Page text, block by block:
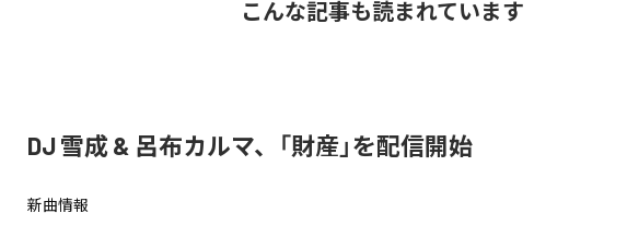
こんな記事も読まれています
DJ 雪成 & 呂布カルマ、「財産」を配信開始
新曲情報